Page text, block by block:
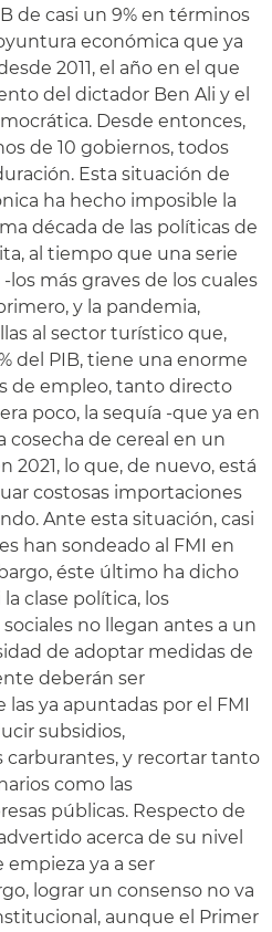
de casi un 9% en términos
económica que ya
2011, el año en el que
del dictador Ben Ali y el
Desde entonces,
de 10 gobiernos, todos
Esta situación de
ha hecho imposible la
década de las políticas de
al tiempo que una serie
más graves de los cuales
y la pandemia,
al sector turístico que,
del PIB, tiene una enorme
de empleo, tanto directo
poco, la sequía -que ya en
cosecha de cereal en un
2021, lo que, de nuevo, está
costosas importaciones
Ante esta situación, casi
han sondeado al FMI en
éste último ha dicho
clase política, los
no llegan antes a un
de adoptar medidas de
deberán ser
ya apuntadas por el FMI
subsidios,
carburantes, y recortar tanto
como las
públicas. Respecto de
acerca de su nivel
ya a ser
lograr un consenso no va
aunque el Primer